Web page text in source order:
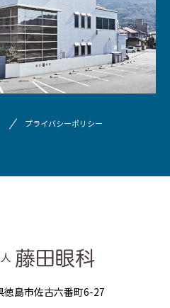
プライバシーポリシー
徳島市佐古六番町6-27